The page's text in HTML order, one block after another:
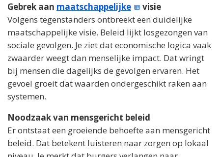
Gebrek aan maatschappelijke
visie
Volgens tegenstanders ontbreekt een duidelijke
maatschappelijke visie. Beleid lijkt losgezongen van
sociale gevolgen. Je ziet dat economische logica vaak
zwaarder weegt dan menselijke impact. Dat wringt
bij mensen die dagelijks de gevolgen ervaren. Het
gevoel groeit dat waarden ondergeschikt raken aan
systemen.
Noodzaak van mensgericht beleid
Er ontstaat een groeiende behoefte aan mensgericht
beleid. Dat betekent luisteren naar zorgen op lokaal